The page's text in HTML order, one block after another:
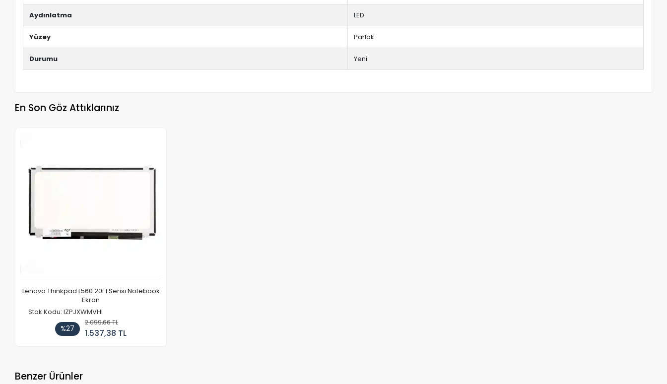
Aydınlatma LED
Yüzey Parlak
Durumu Yeni
En Son Göz Attıklarınız
Lenovo Thinkpad L560 20F1 Serisi Notebook
Ekran
Stok Kodu: IZPJXWMVHI
%27
2.099,66 TL
1.537,38 TL
Benzer Ürünler